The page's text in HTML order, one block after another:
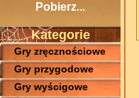
Pobierz...
Kategorie
Gry zręcznościowe
Gry przygodowe
Gry wyścigowe